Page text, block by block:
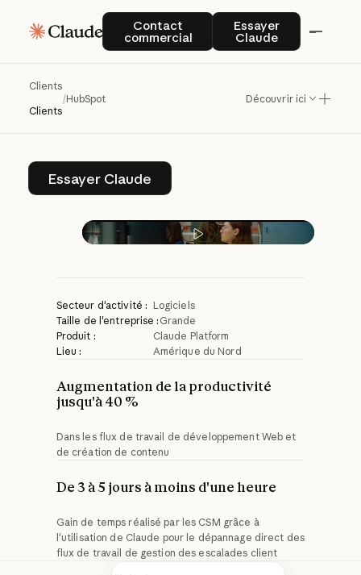
Contact
commercial
Contact commercial
Essayer
Claude
Essayer Claude
Clients
Clients
/HubSpot Découvrir ici
HubSpotlibèredu
tempspourla
créativité
Claude
Essayer Claude
Essayer Claude
Lire la vidéo
Secteur d'activité : Logiciels
Taille de l'entreprise : Grande
Produit :
Claude Platform
Lieu :
Amérique du Nord
Augmentation de la productivité
jusqu'à 40 %
Dans les flux de travail de développement Web et
de création de contenu
De 3 à 5 jours à moins d'une heure
Gain de temps réalisé par les CSM grâce à
l'utilisation de Claude pour le dépannage direct des
flux de travail de gestion des escalades client